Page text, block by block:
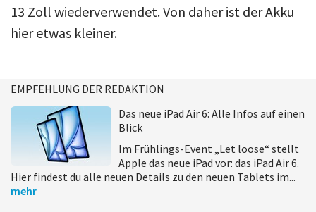
13 Zoll wiederverwendet. Von daher ist der Akku
hier etwas kleiner.
EMPFEHLUNG DER REDAKTION
Das neue iPad Air 6: Alle Infos auf einen
Blick
Im Frühlings-Event „Let loose“ stellt
Apple das neue iPad vor: das iPad Air 6.
Hier findest du alle neuen Details zu den neuen Tablets im...
mehr